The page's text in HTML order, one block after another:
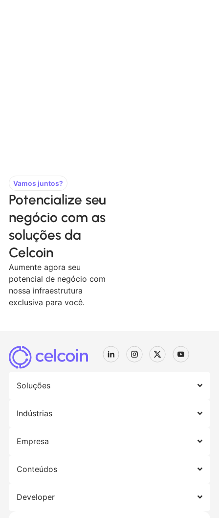
Vamos juntos?
Potencialize seu
negócio com as
soluções da
Celcoin
Aumente agora seu
potencial de negócio com
nossa infraestrutura
exclusiva para você.
Soluções
Indústrias
Empresa
Conteúdos
Developer